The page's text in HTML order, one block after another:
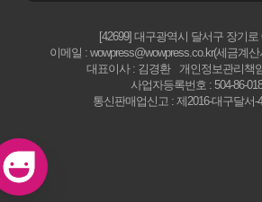
[42699] 대구광역시 달서구 장기로
이메일 : wowpress@wowpress.co.kr(세금계
대표이사 : 김경환
개인정보관리책
사업자등록번호 : 504-86-
통신판매업신고 : 제2016-대구달서-